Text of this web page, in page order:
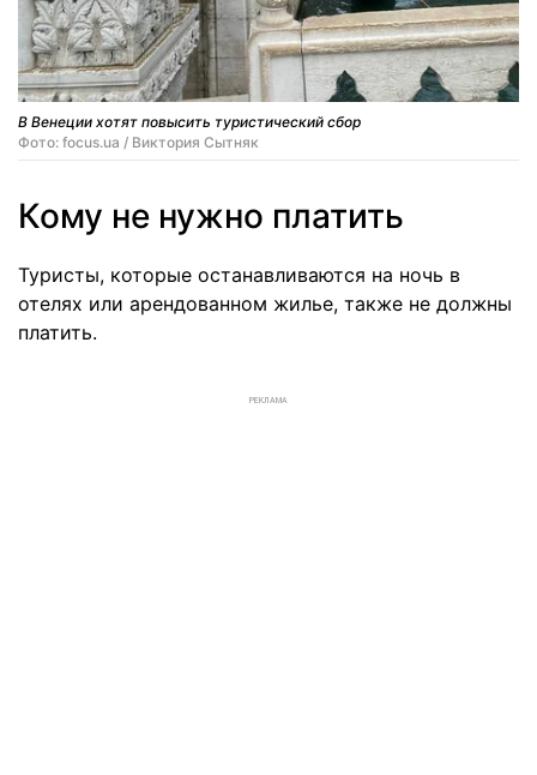
В Венеции хотят повысить туристический сбор
Фото: focus.ua / Виктория Сытняк
Кому не нужно платить
Туристы, которые останавливаются на ночь в
отелях или арендованном жилье, также не должны
платить.
РЕКЛАМА